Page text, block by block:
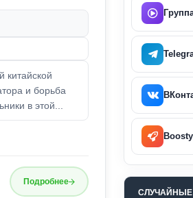
китайской
и борьба
в этой...
Подробнее
Boosty
СЛУЧАЙНЫЕ